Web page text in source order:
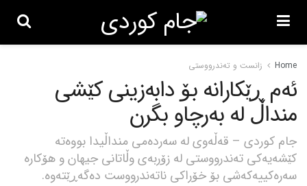
Home زانست و تەندرووستی
ئەم ڕێکارانە بۆ دابەزینی کێشی
منداڵ لە بەرچاو بگرن
جام کوردی – قەڵەوی لە سەردەمی منداڵیدا بووەتە
کێشەیەکی تەندرووستی لە زۆربەی وڵاتانی جیهان و هۆکارە
سەرەکییەکەشی بۆ خۆراکی ناتەندرووست دەگەڕێتەوە.